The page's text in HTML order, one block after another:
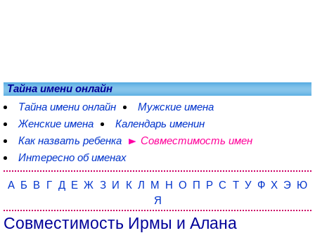
Тайна имени онлайн
Тайна имени онлайн
Мужские имена
Женские имена
Календарь именин
Как назвать ребенка
Совместимость имен
Интересно об именах
А Б В Г Д Е Ж З И К Л М Н О П Р С Т У Ф Х Э Ю
Я
Совместимость Ирмы и Алана